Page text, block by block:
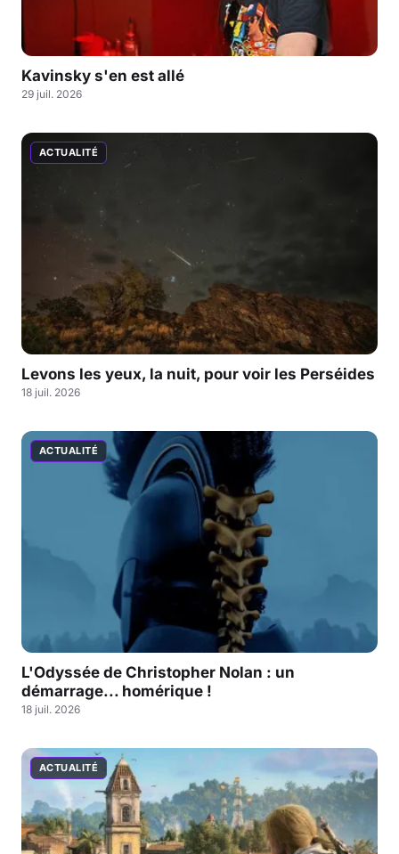
Kavinsky s'en est allé
29 juil. 2026
ACTUALITÉ
Levons les yeux, la nuit, pour voir les Perséides
18 juil. 2026
ACTUALITÉ
L'Odyssée de Christopher Nolan : un
démarrage... homérique !
18 juil. 2026
ACTUALITÉ